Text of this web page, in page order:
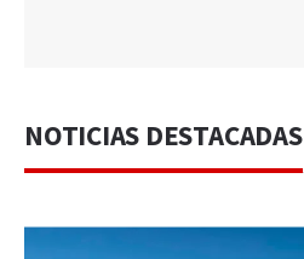
NOTICIAS DESTACADAS